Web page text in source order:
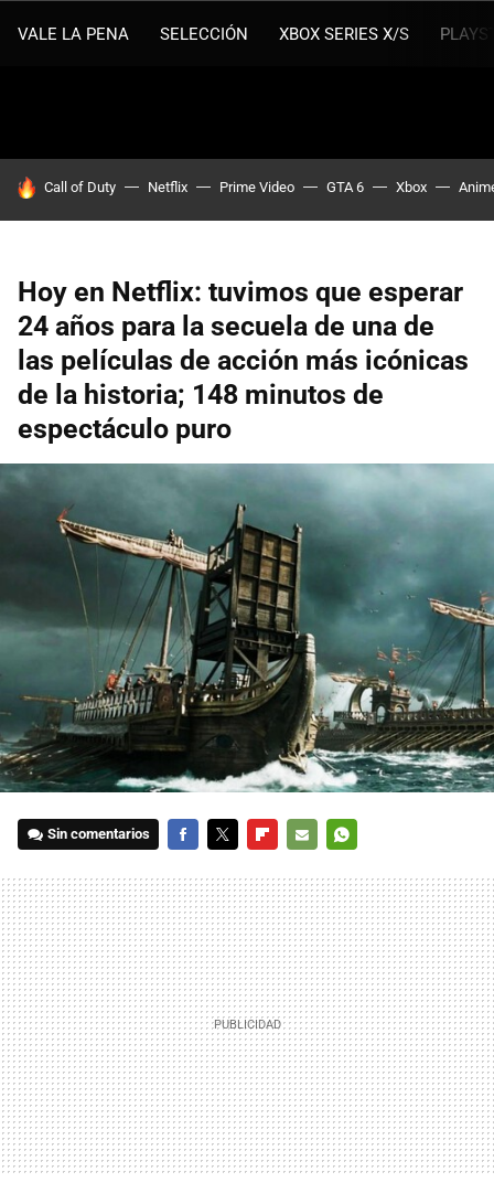
VALE LA PENA SELECCIÓN XBOX SERIES X/S
HOY SE HABLA DE
Call of Duty Netflix Prime Video GTA 6 Xbox
Hoy en Netflix: tuvimos que esperar
24 años para la secuela de una de
las películas de acción más icónicas
de la historia; 148 minutos de
espectáculo puro
Sin comentarios
MAIL